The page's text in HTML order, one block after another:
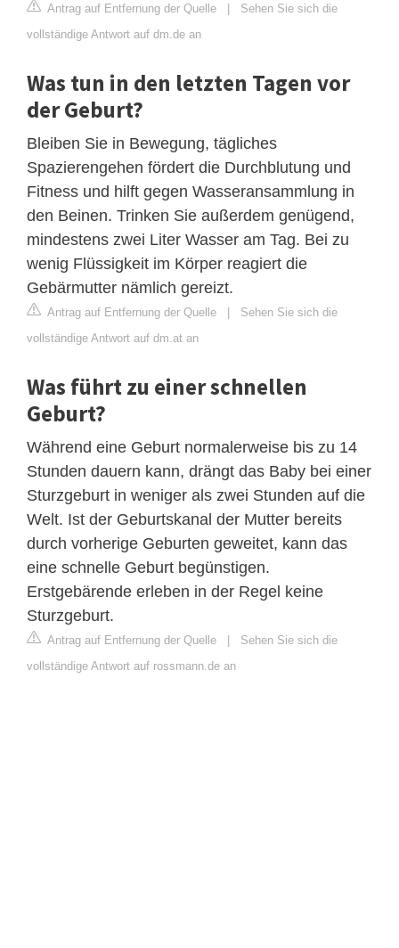
Antrag auf Entfernung der Quelle | Sehen Sie sich die
vollständige Antwort auf dm.de an
Was tun in den letzten Tagen vor
der Geburt?
Bleiben Sie in Bewegung, tägliches
Spazierengehen fördert die Durchblutung und
Fitness und hilft gegen Wasseransammlung in
den Beinen. Trinken Sie außerdem genügend,
mindestens zwei Liter Wasser am Tag. Bei zu
wenig Flüssigkeit im Körper reagiert die
Gebärmutter nämlich gereizt.
Antrag auf Entfernung der Quelle | Sehen Sie sich die
vollständige Antwort auf dm.at an
Was führt zu einer schnellen
Geburt?
Während eine Geburt normalerweise bis zu 14
Stunden dauern kann, drängt das Baby bei einer
Sturzgeburt in weniger als zwei Stunden auf die
Welt. Ist der Geburtskanal der Mutter bereits
durch vorherige Geburten geweitet, kann das
eine schnelle Geburt begünstigen.
Erstgebärende erleben in der Regel keine
Sturzgeburt.
Antrag auf Entfernung der Quelle | Sehen Sie sich die
vollständige Antwort auf rossmann.de an